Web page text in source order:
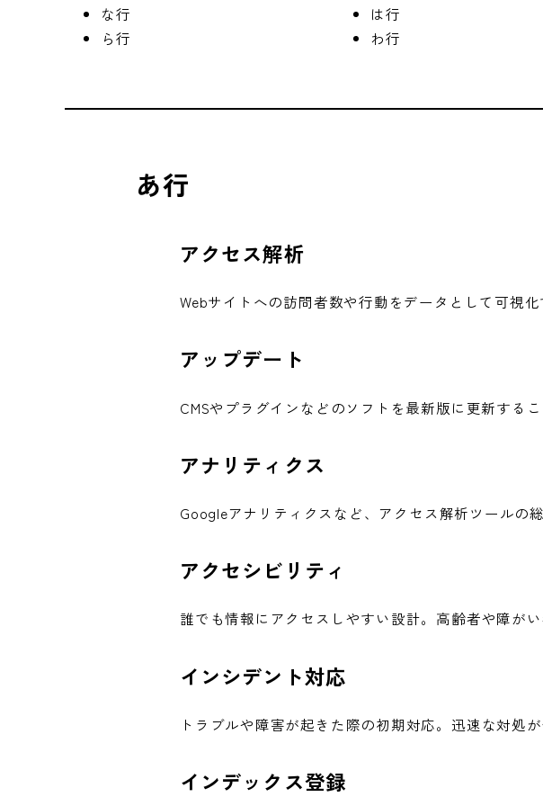
な行
ら行
は行
わ行
あ行
アクセス解析
Webサイトへの訪問者数や行動をデータとして可視
アップデート
CMSやプラグインなどのソフトを最新版に更新する
アナリティクス
Googleアナリティクスなど、アクセス解析ツールの
アクセシビリティ
誰でも情報にアクセスしやすい設計。高齢者や障が
インシデント対応
トラブルや障害が起きた際の初期対応。迅速な対処
インデックス登録